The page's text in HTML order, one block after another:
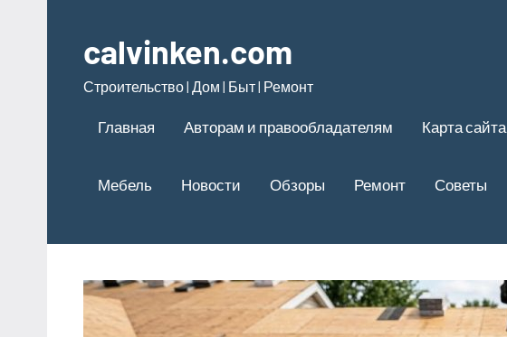
содержимому
calvinken.com
Строительство | Дом | Быт | Ремонт
Главная Авторам и правообладателям Карта сайта
Мебель Новости Обзоры Ремонт Советы